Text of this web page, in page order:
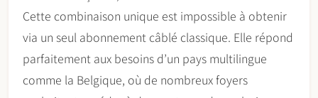
Cette combinaison unique est impossible à obtenir
via un seul abonnement câblé classique. Elle répond
parfaitement aux besoins d’un pays multilingue
comme la Belgique, où de nombreux foyers